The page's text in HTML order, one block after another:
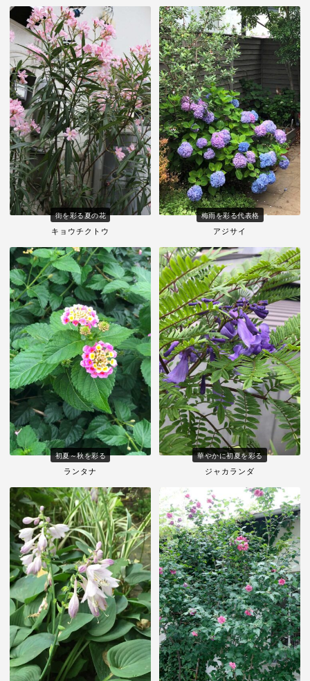
街を彩る夏の花
キョウチクトウ
梅雨を彩る代表格
アジサイ
初夏～秋を彩る
ランタナ
華やかに初夏を彩る
ジャカランダ